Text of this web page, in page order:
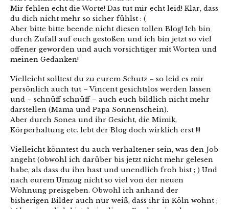
Mir fehlen echt die Worte! Das tut mir echt leid! Klar, dass
du dich nicht mehr so sicher fühlst : (
Aber bitte bitte beende nicht diesen tollen Blog! Ich bin
durch Zufall auf euch gestoßen und ich bin jetzt so viel
offener geworden und auch vorsichtiger mit Worten und
meinen Gedanken!
Vielleicht solltest du zu eurem Schutz – so leid es mir
persönlich auch tut – Vincent gesichtslos werden lassen
und – schnüff schnüff – auch euch bildlich nicht mehr
darstellen (Mama und Papa Sonnenschein).
Aber durch Sonea und ihr Gesicht, die Mimik,
Körperhaltung etc. lebt der Blog doch wirklich erst !!!
Vielleicht könntest du auch verhaltener sein, was den Job
angeht (obwohl ich darüber bis jetzt nicht mehr gelesen
habe, als dass du ihn hast und unendlich froh bist ; ) Und
nach eurem Umzug nicht so viel von der neuen
Wohnung preisgeben. Obwohl ich anhand der
bisherigen Bilder auch nur weiß, dass ihr in Köln wohnt ;